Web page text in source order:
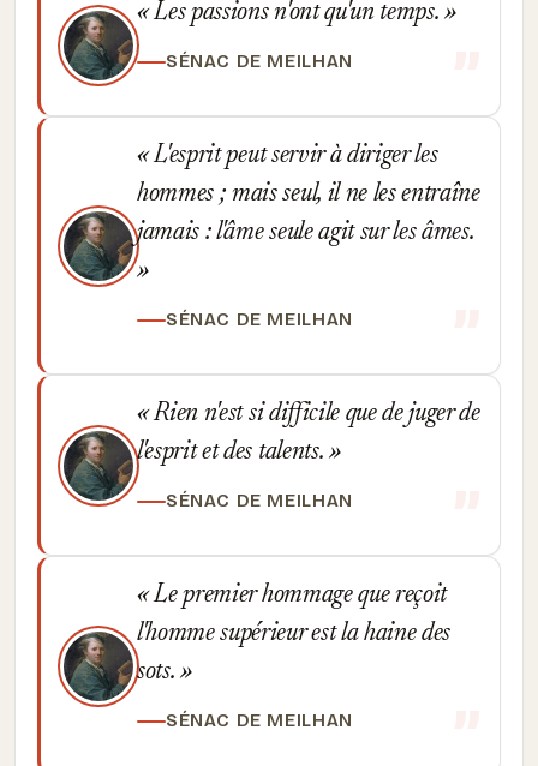
Les passions n'ont qu'un temps.
SÉNAC DE MEILHAN
L'esprit peut servir à diriger les
hommes ; mais seul, il ne les entraîne
jamais : l'âme seule agit sur les âmes.
SÉNAC DE MEILHAN
Rien n'est si difficile que de juger de
l'esprit et des talents.
SÉNAC DE MEILHAN
Le premier hommage que reçoit
l'homme supérieur est la haine des
sots.
SÉNAC DE MEILHAN